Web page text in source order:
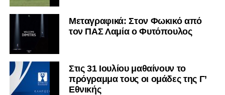
Μεταγραφικά: Στον Φωκικό από
τον ΠΑΣ Λαμία ο Φυτόπουλος
Στις 31 Ιουλίου μαθαίνουν το
πρόγραμμα τους οι ομάδες της Γ’
Εθνικής